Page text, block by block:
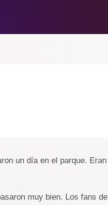
un día en el parque. Eran
muy bien. Los fans de